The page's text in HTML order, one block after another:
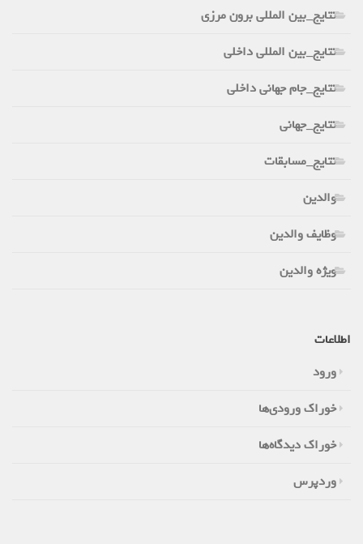
نتایج_بین المللی برون مرزی
نتایج_بین المللی داخلی
نتایج_جام جهانی داخلی
نتایج_جهانی
نتایج_مسابقات
والدین
وظایف والدین
ویژه والدین
اطلاعات
ورود
خوراک ورودی‌ها
خوراک دیدگاه‌ها
وردپرس